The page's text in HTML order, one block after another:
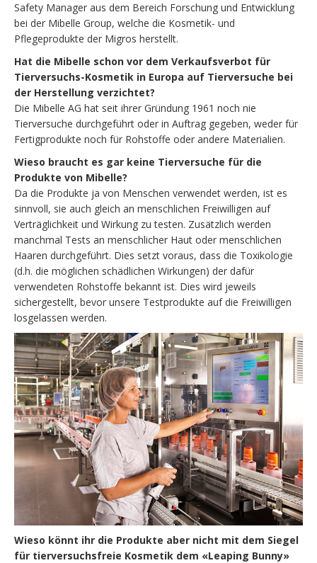
Safety Manager aus dem Bereich Forschung und Entwicklung
bei der Mibelle Group, welche die Kosmetik- und
Pflegeprodukte der Migros herstellt.
Hat die Mibelle schon vor dem Verkaufsverbot für
Tierversuchs-Kosmetik in Europa auf Tierversuche bei
der Herstellung verzichtet?
Die Mibelle AG hat seit ihrer Gründung 1961 noch nie
Tierversuche durchgeführt oder in Auftrag gegeben, weder für
Fertigprodukte noch für Rohstoffe oder andere Materialien.
Wieso braucht es gar keine Tierversuche für die
Produkte von Mibelle?
Da die Produkte ja von Menschen verwendet werden, ist es
sinnvoll, sie auch gleich an menschlichen Freiwilligen auf
Verträglichkeit und Wirkung zu testen. Zusätzlich werden
manchmal Tests an menschlicher Haut oder menschlichen
Haaren durchgeführt. Dies setzt voraus, dass die Toxikologie
(d.h. die möglichen schädlichen Wirkungen) der dafür
verwendeten Rohstoffe bekannt ist. Dies wird jeweils
sichergestellt, bevor unsere Testprodukte auf die Freiwilligen
losgelassen werden.
Wieso könnt ihr die Produkte aber nicht mit dem Siegel
für tierversuchsfreie Kosmetik dem «Leaping Bunny»